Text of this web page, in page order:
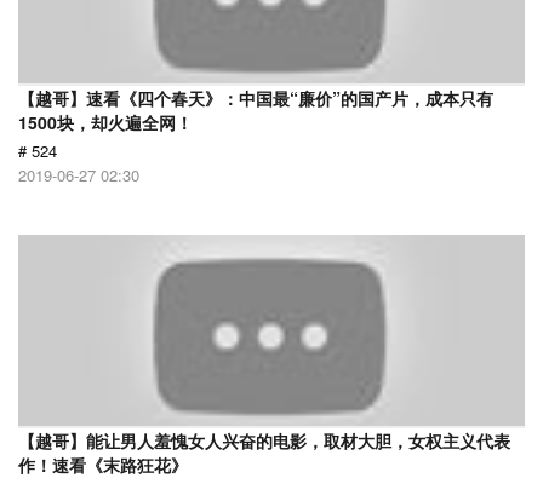
【越哥】速看《四个春天》：中国最“廉价”的国产片，成本只有
1500块，却火遍全网！
# 524
2019-06-27 02:30
【越哥】能让男人羞愧女人兴奋的电影，取材大胆，女权主义代表
作！速看《末路狂花》